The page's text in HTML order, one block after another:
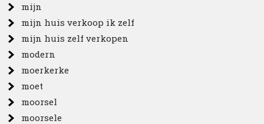
mijn
mijn huis verkoop ik zelf
mijn huis zelf verkopen
modern
moerkerke
moet
moorsel
moorsele